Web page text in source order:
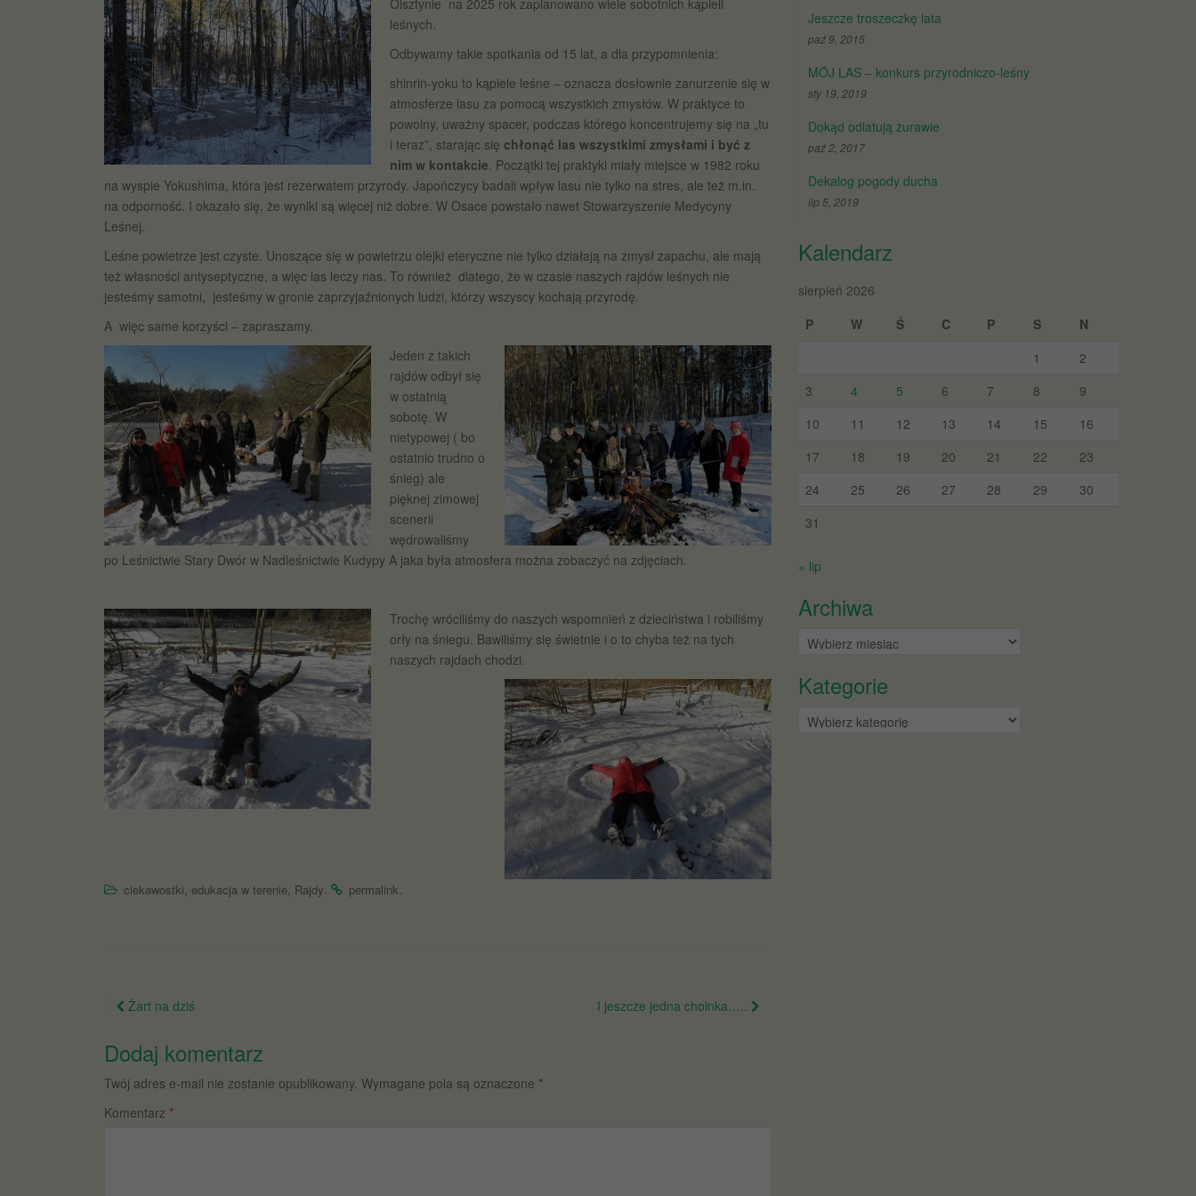
Olsztynie na 2025 rok zaplanowano wiele sobotnich kąpieli
leśnych.
Odbywamy takie spotkania od 15 lat, a dla przypomnienia:
shinrin-yoku to kąpiele leśne – oznacza dosłownie zanurzenie się w
atmosferze lasu za pomocą wszystkich zmysłów. W praktyce to
powolny, uważny spacer, podczas którego koncentrujemy się na „tu
i teraz”, starając się chłonąć las wszystkimi zmysłami i być z
nim w kontakcie. Początki tej praktyki miały miejsce w 1982 roku
na wyspie Yokushima, która jest rezerwatem przyrody. Japończycy badali wpływ lasu nie tylko na stres, ale też m.in.
na odporność. I okazało się, że wyniki są więcej niż dobre. W Osace powstało nawet Stowarzyszenie Medycyny
Leśnej.
Leśne powietrze jest czyste. Unoszące się w powietrzu olejki eteryczne nie tylko działają na zmysł zapachu, ale mają
też własności antyseptyczne, a więc las leczy nas. To również dlatego, że w czasie naszych rajdów leśnych nie
jesteśmy samotni, jesteśmy w gronie zaprzyjaźnionych ludzi, którzy wszyscy kochają przyrodę.
A więc same korzyści – zapraszamy.
Jeden z takich
rajdów odbył się
w ostatnią
sobotę. W
nietypowej ( bo
ostatnio trudno o
śnieg) ale
pięknej zimowej
scenerii
wędrowaliśmy
po Leśnictwie Stary Dwór w Nadleśnictwie Kudypy A jaka była atmosfera można zobaczyć na zdjęciach.
Trochę wróciliśmy do naszych wspomnień z dzieciństwa i robiliśmy
orły na śniegu. Bawiliśmy się świetnie i o to chyba też na tych
naszych rajdach chodzi.
ciekawostki, edukacja w terenie, Rajdy. permalink.
Nawigacja
wpisie
Żart na dziś I jeszcze jedna choinka…..
Dodaj komentarz
Twój adres e-mail nie zostanie opublikowany. Wymagane pola są oznaczone *
Komentarz *
Jeszcze troszeczkę lata
paź 9, 2015
MÓJ LAS – konkurs przyrodniczo-leśny
sty 19, 2019
Dokąd odlatują żurawie
paź 2, 2017
Dekalog pogody ducha
lip 5, 2019
Kalendarz
sierpień 2026
P
W Ś C P S
N
1
2
3
4 5 6 7 8
9
10
11 12 13 14 15
16
17
18 19 20 21 22
23
24
25 26 27 28 29
30
31
« lip
Archiwa
Archiwa
Kategorie
Kategorie